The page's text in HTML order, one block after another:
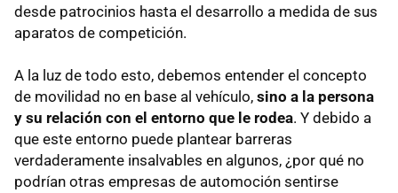
desde patrocinios hasta el desarrollo a medida de sus
aparatos de competición.
A la luz de todo esto, debemos entender el concepto
de movilidad no en base al vehículo, sino a la persona
y su relación con el entorno que le rodea. Y debido a
que este entorno puede plantear barreras
verdaderamente insalvables en algunos, ¿por qué no
podrían otras empresas de automoción sentirse